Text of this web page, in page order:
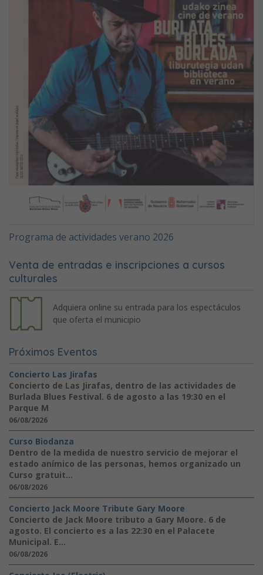
Programa de actividades verano 2026
Venta de entradas e inscripciones a cursos
culturales
Adquiera online su entrada para los espectáculos
que oferta el municipio
Próximos Eventos
Concierto Las Jirafas
Concierto de Las Jirafas, dentro de las actividades de
Burlada Blues Festival. 6 de agosto a las 19:30 en el
Parque M
06/08/2026
Curso Biodanza
Dentro de la medida de nuestro servicio de mejorar el
estado anímico de las personas, hemos organizado un
Curso gratuit...
06/08/2026
Concierto Jack Moore Tribute Gary Moore
Concierto de Jack Moore tributo a Gary Moore. 6 de
agosto. El concierto es a las 22:30 en el Palacete
Municipal. E...
06/08/2026